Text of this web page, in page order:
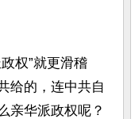
权”就更滑稽
给的，连中共自
亲华派政权呢？